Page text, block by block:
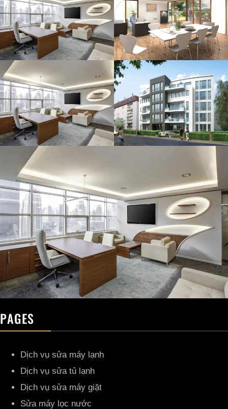
PAGES
Dịch vụ sửa máy lạnh
Dịch vụ sửa tủ lạnh
Dịch vụ sửa máy giặt
Sửa máy lọc nước